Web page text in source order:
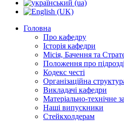
Головна
Про кафедру
Історія кафедри
Місія, Бачення та
Положення про
Кодекс честі
Організаційна
Викладачі кафедри
Матеріально-технічне
Наші випускники
Стейкхолдерам